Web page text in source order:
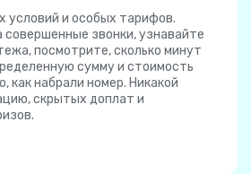
условий и особых тарифов.
совершенные звонки, узнавайте
посмотрите, сколько минут
сумму и стоимость
как набрали номер. Никакой
скрытых доплат и